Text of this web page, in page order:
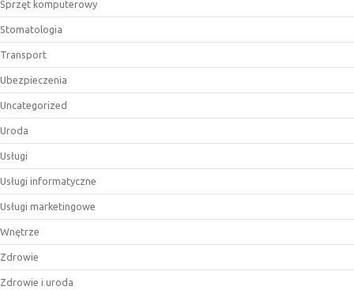
Sprzęt komputerowy
Stomatologia
Transport
Ubezpieczenia
Uncategorized
Uroda
Usługi
Usługi informatyczne
Usługi marketingowe
Wnętrze
Zdrowie
Zdrowie i uroda